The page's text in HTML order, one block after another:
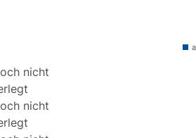
nicht
nicht